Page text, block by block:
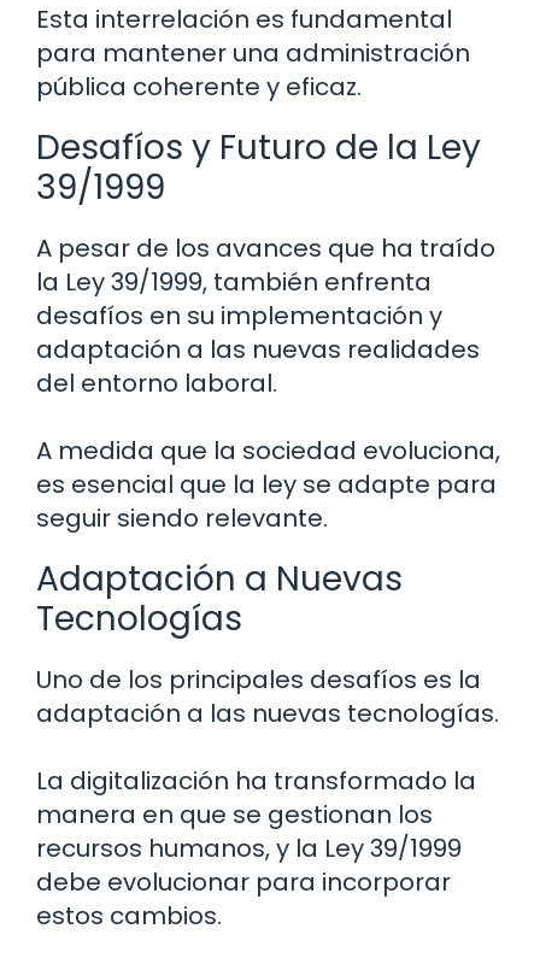
Esta interrelación es fundamental
para mantener una administración
pública coherente y eficaz.
Desafíos y Futuro de la Ley
39/1999
A pesar de los avances que ha traído
la Ley 39/1999, también enfrenta
desafíos en su implementación y
adaptación a las nuevas realidades
del entorno laboral.
A medida que la sociedad evoluciona,
es esencial que la ley se adapte para
seguir siendo relevante.
Adaptación a Nuevas
Tecnologías
Uno de los principales desafíos es la
adaptación a las nuevas tecnologías.
La digitalización ha transformado la
manera en que se gestionan los
recursos humanos, y la Ley 39/1999
debe evolucionar para incorporar
estos cambios.